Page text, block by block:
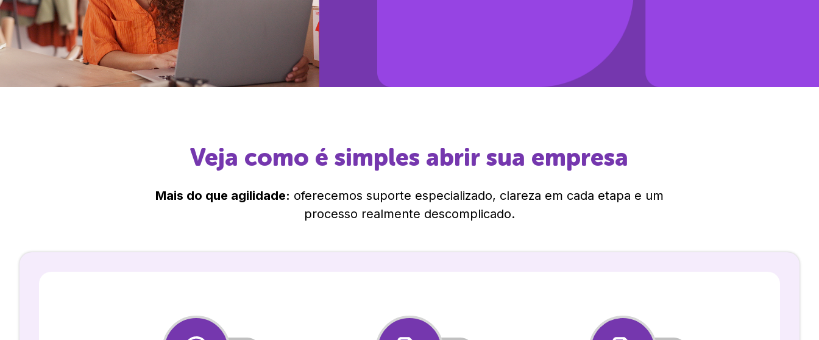
Veja como é simples abrir sua empresa
Mais do que agilidade: oferecemos suporte especializado, clareza em cada etapa e um
processo realmente descomplicado.